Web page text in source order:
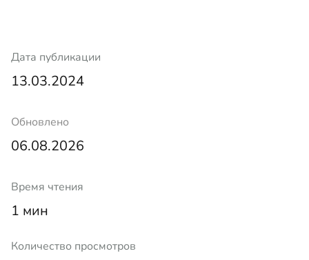
Дата публикации
13.03.2024
Обновлено
06.08.2026
Время чтения
1 мин
Количество просмотров